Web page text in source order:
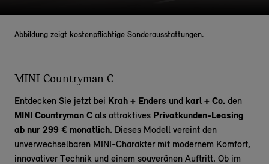
Abbildung zeigt kostenpflichtige Sonderausstattungen.
MINI Countryman C
Entdecken Sie jetzt bei Krah + Enders und karl + Co. den
MINI Countryman C als attraktives Privatkunden-Leasing
ab nur 299 € monatlich. Dieses Modell vereint den
unverwechselbaren MINI-Charakter mit modernem Komfort,
innovativer Technik und einem souveränen Auftritt. Ob im